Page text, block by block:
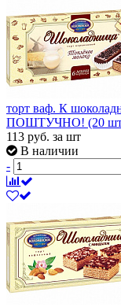
торт ваф. К
ПОШТУЧНО! (20 шт
113 руб. за шт
В наличии
-